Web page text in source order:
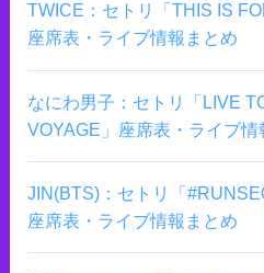
TWICE：セトリ「THIS IS
座席表・ライブ情報まとめ
なにわ男子：セトリ「LIVE
VOYAGE」座席表・ライブ情
JIN(BTS)：セトリ「
座席表・ライブ情報まとめ